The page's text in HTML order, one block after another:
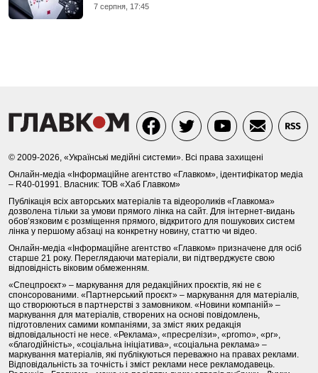
7 серпня, 17:45
© 2009-2026, «Українські медійні системи». Всі права захищені
Онлайн-медіа «Інформаційне агентство «Главком», ідентифікатор медіа
– R40-01991. Власник: ТОВ «Хаб Главком»
Публікація всіх авторських матеріалів та відеороликів «Главкома»
дозволена тільки за умови прямого лінка на сайт. Для інтернет-видань
обов’язковим є розміщення прямого, відкритого для пошукових систем
лінка у першому абзаці на конкретну новину, статтю чи відео.
Онлайн-медіа «Інформаційне агентство «Главком» призначене для осіб
старше 21 року. Переглядаючи матеріали, ви підтверджуєте свою
відповідність віковим обмеженням.
«Спецпроєкт» – маркування для редакційних проєктів, які не є
спонсорованими. «Партнерський проєкт» – маркування для матеріалів,
що створюються в партнерстві з замовником. «Новини компаній» –
маркування для матеріалів, створених на основі повідомлень,
підготовлених самими компаніями, за зміст яких редакція
відповідальності не несе. «Реклама», «пресрелізи», «promo», «pr»,
«благодійність», «соціальна ініціатива», «соціальна реклама» –
маркування матеріалів, які публікуються переважно на правах реклами.
Відповідальність за точність і зміст реклами несе рекламодавець.